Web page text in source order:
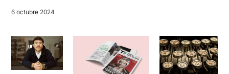
6 octubre 2024